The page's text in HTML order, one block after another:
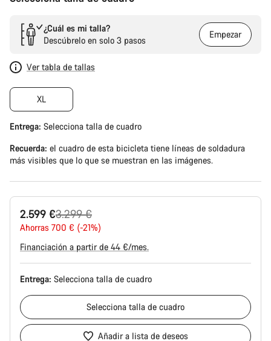
¿Cuál es mi talla?
Descúbrelo en solo 3 pasos
Empezar
Ver tabla de tallas
XL
Entrega: Selecciona talla de cuadro
Recuerda: el cuadro de esta bicicleta tiene líneas de soldadura
más visibles que lo que se muestran en las imágenes.
2.599 €
Precio
original
3.299 €
Ahorras 700 € (-21%)
Financiación a partir de 44 €/mes.
Entrega: Selecciona talla de cuadro
Selecciona talla de cuadro
Añadir a lista de deseos